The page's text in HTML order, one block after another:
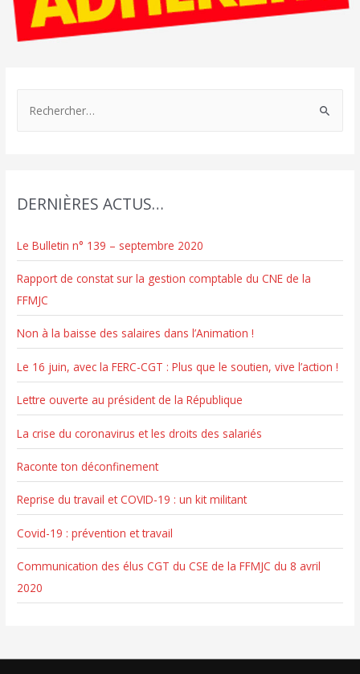
r
h
e
r
:
DERNIÈRES ACTUS…
Le Bulletin n° 139 – septembre 2020
Rapport de constat sur la gestion comptable du CNE de la
FFMJC
Non à la baisse des salaires dans l’Animation !
Le 16 juin, avec la FERC-CGT : Plus que le soutien, vive l’action !
Lettre ouverte au président de la République
La crise du coronavirus et les droits des salariés
Raconte ton déconfinement
Reprise du travail et COVID-19 : un kit militant
Covid-19 : prévention et travail
Communication des élus CGT du CSE de la FFMJC du 8 avril
2020